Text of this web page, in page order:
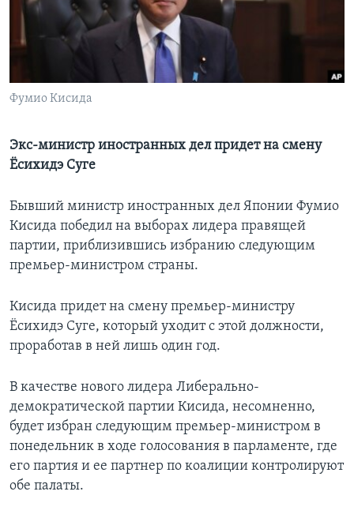
Learning English
Языки
Фумио Кисида
Экс-министр иностранных дел придет на смену
Ёсихидэ Суге
Бывший министр иностранных дел Японии Фумио
Кисида победил на выборах лидера правящей
партии, приблизившись избранию следующим
премьер-министром страны.
Кисида придет на смену премьер-министру
Ёсихидэ Суге, который уходит с этой должности,
проработав в ней лишь один год.
В качестве нового лидера Либерально-
демократической партии Кисида, несомненно,
будет избран следующим премьер-министром в
понедельник в ходе голосования в парламенте, где
его партия и ее партнер по коалиции контролируют
обе палаты.